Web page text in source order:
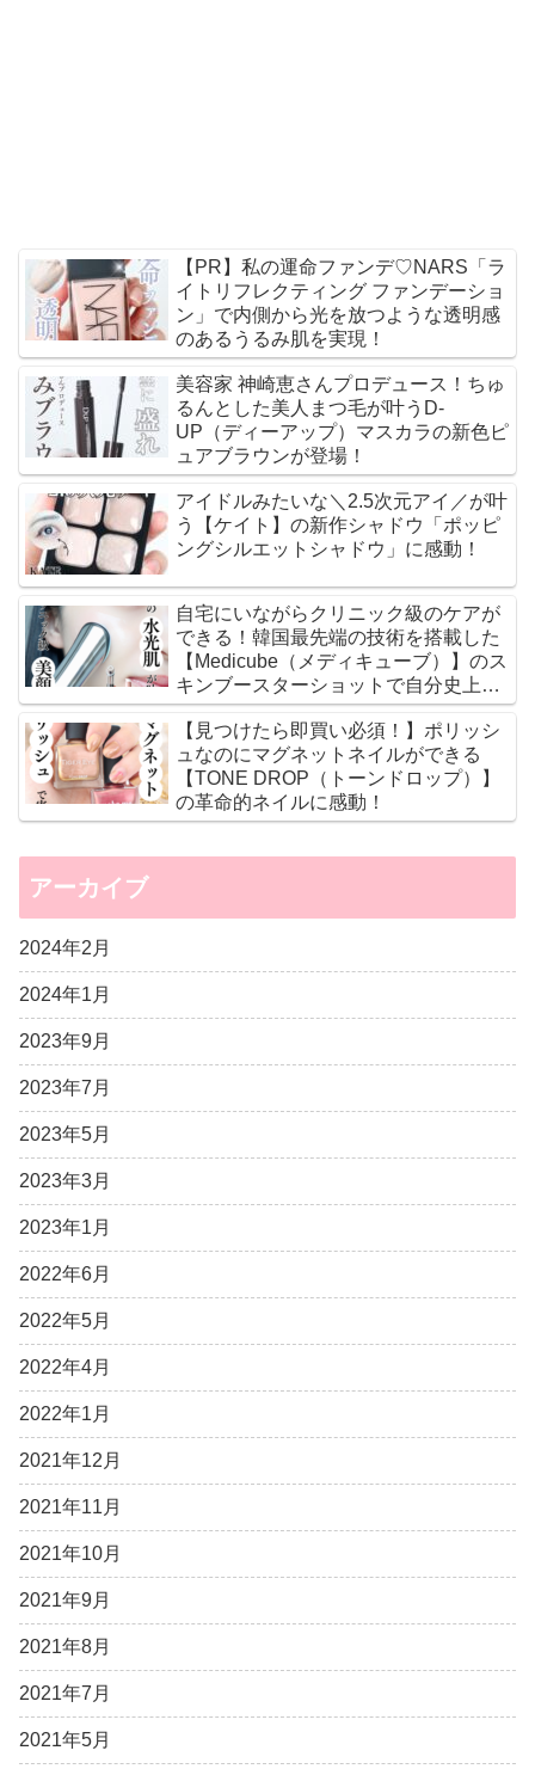
【PR】私の運命ファンデ♡NARS「ラ
イトリフレクティング ファンデーショ
ン」で内側から光を放つような透明感
のあるうるみ肌を実現！
美容家 神崎恵さんプロデュース！ちゅ
るんとした美人まつ毛が叶うD-
UP（ディーアップ）マスカラの新色ピ
ュアブラウンが登場！
アイドルみたいな＼2.5次元アイ／が叶
う【ケイト】の新作シャドウ「ポッピ
ングシルエットシャドウ」に感動！
自宅にいながらクリニック級のケアが
できる！韓国最先端の技術を搭載した
【Medicube（メディキューブ）】のス
キンブースターショットで自分史上最
高のツヤ肌に♡
【見つけたら即買い必須！】ポリッシ
ュなのにマグネットネイルができる
【TONE DROP（トーンドロップ）】
の革命的ネイルに感動！
アーカイブ
2024年2月
2024年1月
2023年9月
2023年7月
2023年5月
2023年3月
2023年1月
2022年6月
2022年5月
2022年4月
2022年1月
2021年12月
2021年11月
2021年10月
2021年9月
2021年8月
2021年7月
2021年5月